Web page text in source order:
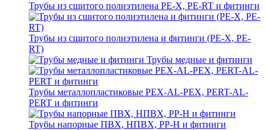
Трубы из сшитого полиэтилена PE-X, PE-RT и фитинги
Трубы из сшитого полиэтилена и фитинги (PE-X, PE-
RT)
Трубы медные и фитинги
Трубы металлопластиковые PEX-AL-PEX, PERT-AL-
PERT и фитинги
Трубы напорные ПВХ, НПВХ, PP-H и фитинги